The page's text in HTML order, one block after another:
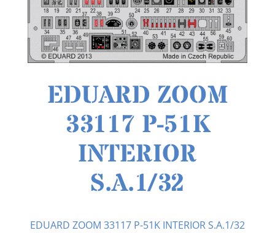
EDUARD ZOOM
33117 P-51K
INTERIOR
S.A.1/32
EDUARD ZOOM 33117 P-51K INTERIOR S.A.1/32